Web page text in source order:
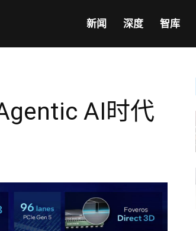
新闻 深度 智库
AI时代